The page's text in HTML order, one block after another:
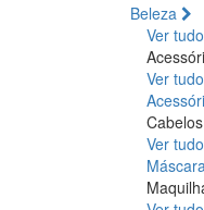
Beleza
Ver tudo
Ver tudo
Cabelos
Ver tudo